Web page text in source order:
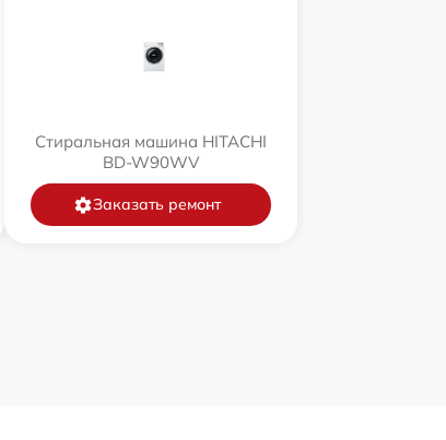
Стиральная машина HITACHI
BD-W90WV
Заказать ремонт